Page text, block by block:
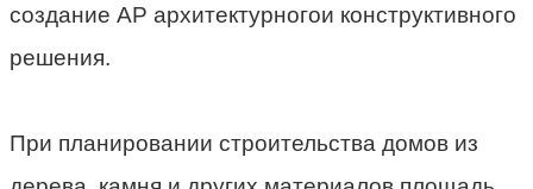
создание АР архитектурногои конструктивного
решения.
При планировании строительства домов из